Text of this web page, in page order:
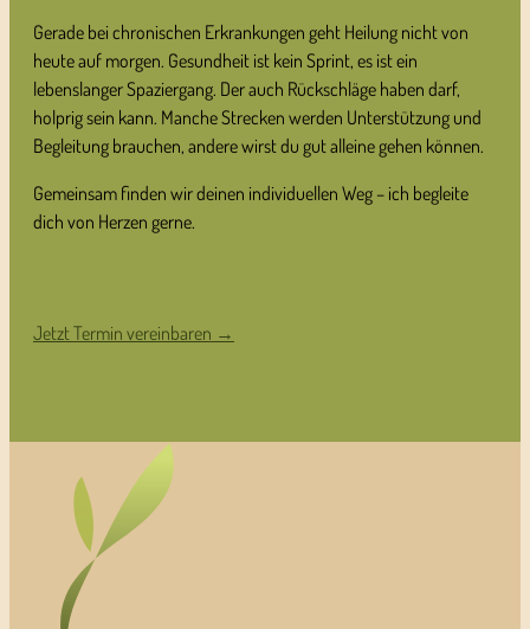
Gerade bei chronischen Erkrankungen geht Heilung nicht von
heute auf morgen. Gesundheit ist kein Sprint, es ist ein
lebenslanger Spaziergang. Der auch Rückschläge haben darf,
holprig sein kann. Manche Strecken werden Unterstützung und
Begleitung brauchen, andere wirst du gut alleine gehen können.
Gemeinsam finden wir deinen individuellen Weg – ich begleite
dich von Herzen gerne.
Jetzt Termin vereinbaren →